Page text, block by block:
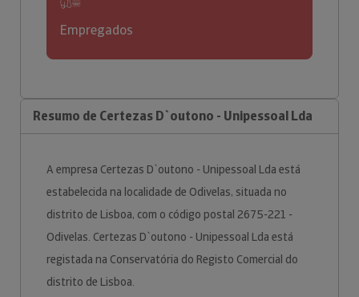
Empregados
Resumo de Certezas D`outono - Unipessoal Lda
A empresa Certezas D`outono - Unipessoal Lda está
estabelecida na localidade de Odivelas, situada no
distrito de Lisboa, com o código postal 2675-221 -
Odivelas. Certezas D`outono - Unipessoal Lda está
registada na Conservatória do Registo Comercial do
distrito de Lisboa.